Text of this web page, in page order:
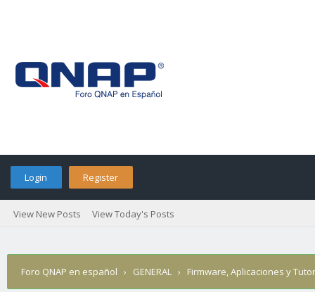
Login Register
View New Posts View Today's Posts
Foro QNAP en español › GENERAL › Firmware, Aplicaciones y